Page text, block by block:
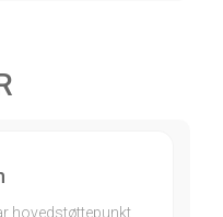
hovedstøttepunkt